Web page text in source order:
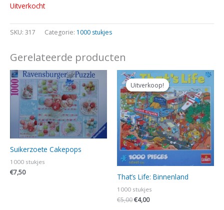
Uitverkocht
SKU: 317 Categorie: 1000 stukjes
Gerelateerde producten
Suikerzoete Cakepops
1000 stukjes
€7,50
Uitverkoop!
Uitverkoop!
That’s Life: Binnenland
1000 stukjes
€5,00
Oorspronkelijke
prijs
was:
€5,00.
€4,00
Huidige
prijs
is:
€4,00.